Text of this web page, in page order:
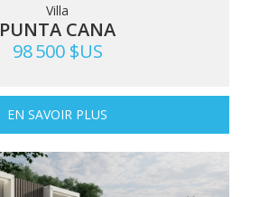
Villa
PUNTA CANA
98 500 $US
EN SAVOIR PLUS